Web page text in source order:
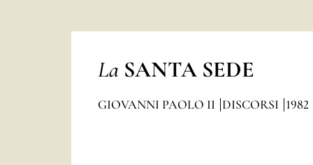
La SANTA SEDE
GIOVANNI PAOLO II DISCORSI 1982